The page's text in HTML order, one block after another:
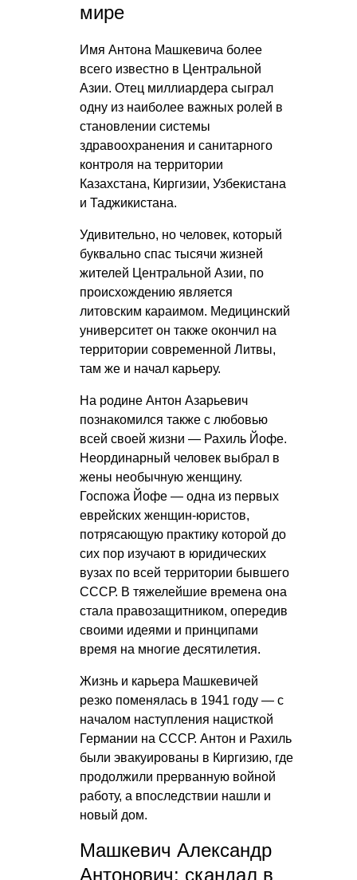
мире
Имя Антона Машкевича более
всего известно в Центральной
Азии. Отец миллиардера сыграл
одну из наиболее важных ролей в
становлении системы
здравоохранения и санитарного
контроля на территории
Казахстана, Киргизии, Узбекистана
и Таджикистана.
Удивительно, но человек, который
буквально спас тысячи жизней
жителей Центральной Азии, по
происхождению является
литовским караимом. Медицинский
университет он также окончил на
территории современной Литвы,
там же и начал карьеру.
На родине Антон Азарьевич
познакомился также с любовью
всей своей жизни — Рахиль Йофе.
Неординарный человек выбрал в
жены необычную женщину.
Госпожа Йофе — одна из первых
еврейских женщин-юристов,
потрясающую практику которой до
сих пор изучают в юридических
вузах по всей территории бывшего
СССР. В тяжелейшие времена она
стала правозащитником, опередив
своими идеями и принципами
время на многие десятилетия.
Жизнь и карьера Машкевичей
резко поменялась в 1941 году — с
началом наступления нацисткой
Германии на СССР. Антон и Рахиль
были эвакуированы в Киргизию, где
продолжили прерванную войной
работу, а впоследствии нашли и
новый дом.
Машкевич Александр
Антонович: скандал в